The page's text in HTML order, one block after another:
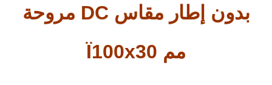
مروحة DC بدون إطار مقاس
Ï100x30 مم